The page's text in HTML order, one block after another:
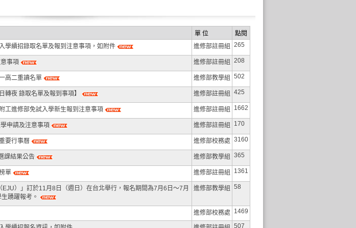
單 位
點閱
學續招錄取名單及報到注意事項，如附件 進修部註冊組 265
事項 進修部註冊組 208
高二重讀名單 進修部教學組 502
轉夜 錄取名單及報到事項】 進修部註冊組 425
工進修部免試入學新生報到注意事項 進修部註冊組 1662
申請及注意事項 進修部註冊組 170
要行事曆 進修部校務處 3160
課結果公告 進修部教學組 365
單 進修部註冊組 1361
）」訂於11月8日（週日）在台北舉行，報名期間為7月6日～7月
踴躍報考。
進修部教學組 58
進修部校務處 1469
507